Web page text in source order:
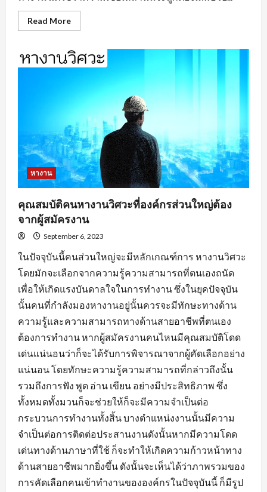
Read MoreRead
more
งาน
อยุธยา
ตาม
หางาน
คุณสมบัติคนหางานวิศวะที่องค์กรส่วนใหญ่ต้อง
จากผู้สมัครงาน
September 6, 2023
ในปัจจุบันนี้คนส่วนใหญ่จะมีหลักเกณฑ์การ หางานวิศวะ
โดยมักจะเลือกจากความรู้ความสามารถที่ตนเองถนัด
เพื่อให้เกิดแรงบันดาลใจในการทำงาน ซึ่งในยุคปัจจุบัน
นั้นคนที่กำลังมองหางานอยู่นั้นควรจะมีทักษะทางด้าน
ความรู้และความสามารถทางด้านสายอาชีพที่ตนเอง
ต้องการทำงาน หากผู้สมัครงานคนไหนมีคุณสมบัติโดด
เด่นแน่นอนว่าก็จะได้รับการพิจารณาจากผู้คัดเลือกอย่าง
แน่นอน โดยทักษะความรู้ความสามารถที่กล่าวถึงนั้น
รวมถึงการฟัง พูด อ่าน เขียน อย่างมีประสิทธิภาพ ซึ่ง
ทั้งหมดทั้งมวนก็จะช่วยให้ก็จะมีความจำเป็นต่อ
กระบวนการทำงานทั้งสิ้น บางตำแหน่งงานนั้นมีความ
จำเป็นต่อการติดต่อประสานงานดังนั้นหากมีความโดด
เด่นทางด้านภาษาที่ใช้ ก็จะทำให้เกิดความก้าวหน้าทาง
ด้านสายอาชีพมากยิ่งขึ้น ดังนั้นจะเห็นได้ว่าภาพรวมของ
การคัดเลือกคนเข้าทำงานขององค์กรในปัจจุบันนี้ ก็มีรูป